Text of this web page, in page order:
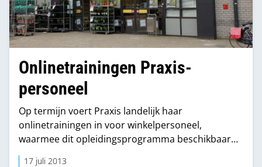
Onlinetrainingen Praxis-
personeel
Op termijn voert Praxis landelijk haar
onlinetrainingen in voor winkelpersoneel,
waarmee dit opleidingsprogramma beschikbaar
worden voor alle ruim 3.400 werknemers.
17 juli 2013